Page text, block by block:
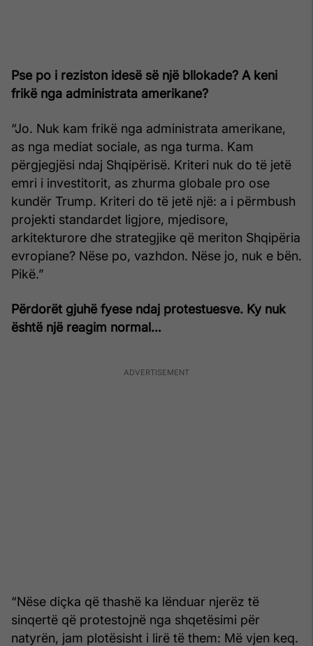
Pse po i reziston idesë së një bllokade? A keni
frikë nga administrata amerikane?
“Jo. Nuk kam frikë nga administrata amerikane,
as nga mediat sociale, as nga turma. Kam
përgjegjësi ndaj Shqipërisë. Kriteri nuk do të jetë
emri i investitorit, as zhurma globale pro ose
kundër Trump. Kriteri do të jetë një: a i përmbush
projekti standardet ligjore, mjedisore,
arkitekturore dhe strategjike që meriton Shqipëria
evropiane? Nëse po, vazhdon. Nëse jo, nuk e bën.
Pikë.”
Përdorët gjuhë fyese ndaj protestuesve. Ky nuk
është një reagim normal…
“Nëse diçka që thashë ka lënduar njerëz të
sinqertë që protestojnë nga shqetësimi për
natyrën, jam plotësisht i lirë të them: Më vjen keq.